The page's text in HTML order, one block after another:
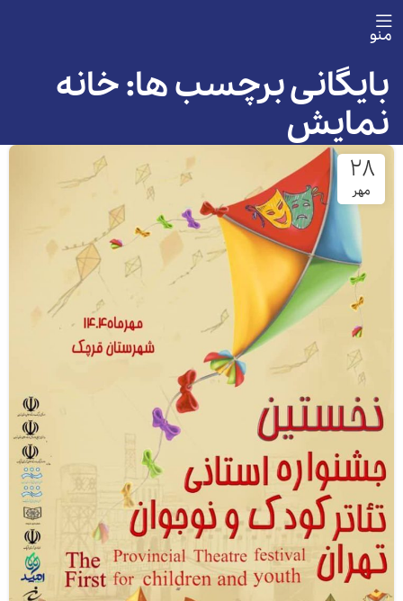
منو
بایگانی برچسب ها: خانه
نمایش
۲۸
مهر